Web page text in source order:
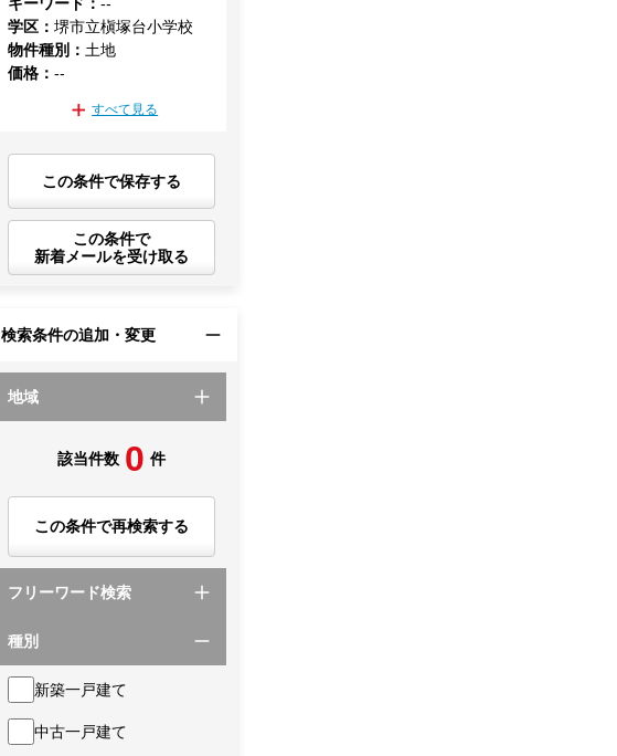
学区 ：堺市立槇塚台小学校
物件種別 ： 土地
価格 ：--
すべて見る
この条件で保存する
この条件で
新着メールを受け取る
検索条件の追加・変更
地域
該当件数 0 件
この条件で再検索する
フリーワード検索
種別
新築一戸建て
中古一戸建て